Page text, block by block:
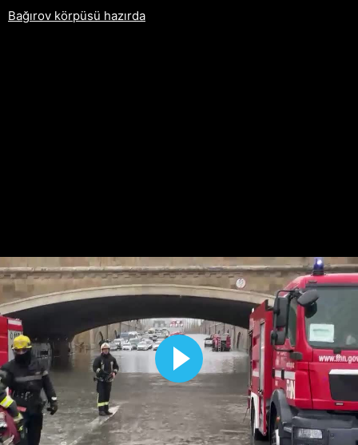
Bağırov körpüsü hazırda